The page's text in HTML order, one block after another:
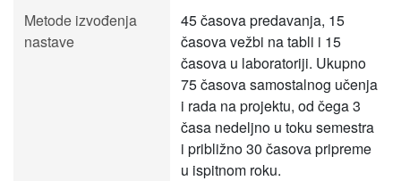
Metode izvođenja
nastave
45 časova predavanja, 15
časova vežbi na tabli i 15
časova u laboratoriji. Ukupno
75 časova samostalnog učenja
i rada na projektu, od čega 3
časa nedeljno u toku semestra
i približno 30 časova pripreme
u ispitnom roku.